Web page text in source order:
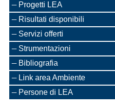
Progetti LEA
Risultati disponibili
Servizi offerti
Strumentazioni
Bibliografia
Link area Ambiente
Persone di LEA